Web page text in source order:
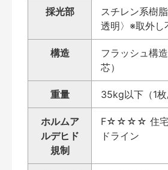
採光部
スチレン系樹
透明〉※取外し
構造
フラッシュ構
芯）
重量 35kg以下（1枚
ホルムア
ルデヒド
規制
F☆☆☆☆ 住宅
ドライン